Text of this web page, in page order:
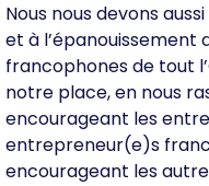
Nous nous devons
et à l’épanouissement
francophones de tout
notre place, en nous
encourageant les
entrepreneur(e)s
encourageant les